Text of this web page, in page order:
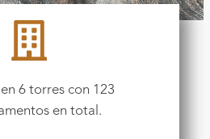
6 torres con 123
en total.